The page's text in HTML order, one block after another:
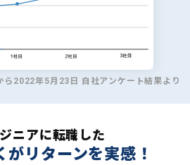
2022年5月23日 自社アンケート結果より
ニアに転職した
がリターンを実感！